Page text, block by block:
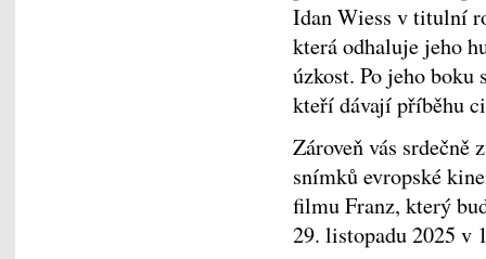
Idan Wiess v titulní
která odhaluje jeho
úzkost. Po jeho boku
kteří dávají příběhu
Zároveň vás srdečně
snímků evropské
filmu Franz, který
29. listopadu 2025 v